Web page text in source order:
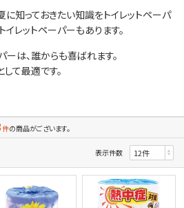
知っておきたい知識をトイレットペーパ
レットペーパーもあります。
は、誰からも喜ばれます。
て最適です。
件の商品がございます。
表示件数